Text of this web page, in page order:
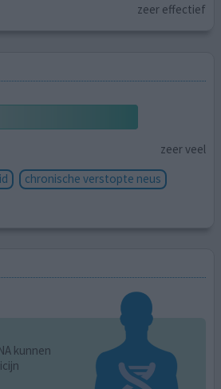
zeer effectief
zeer veel
chronische verstopte neus
kunnen